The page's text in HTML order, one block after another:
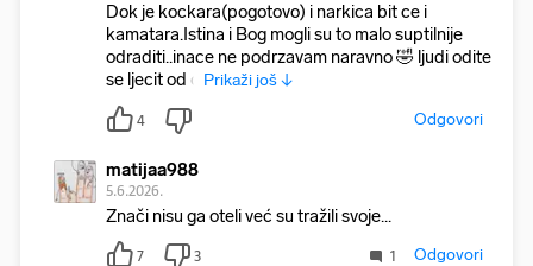
Dok je kockara(pogotovo) i narkica bit ce i
kamatara.Istina i Bog mogli su to malo suptilnije
odraditi..inace ne podrzavam naravno 🤣 ljudi odite
se ljecit od o Prikaži još ↓
4 Odgovori
matijaa988
5.6.2026.
Znači nisu ga oteli već su tražili svoje...
7 3 1 Odgovori